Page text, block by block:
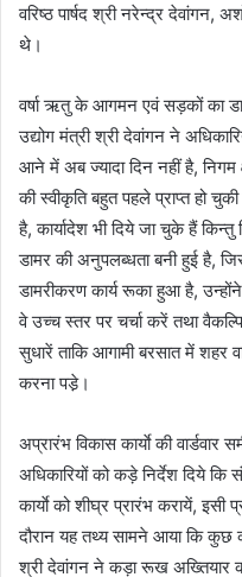
वरिष्ठ पार्षद श्री नरेन्द्र देवांगन,
थे।
वर्षा ऋतु के आगमन एवं सड़कों का
उद्योग मंत्री श्री देवांगन ने
आने में अब ज्यादा दिन नहीं है,
की स्वीकृति बहुत पहले प्राप्त हो चुकी
है, कार्यादेश भी दिये जा चुके हैं
डामर की अनुपलब्धता बनी हुई है,
डामरीकरण कार्य रूका हुआ है,
वे उच्च स्तर पर चर्चा करें तथा
सुधारें ताकि आगामी बरसात में शहर
करना पडे़।
अप्रारंभ विकास कार्याे की वार्डवार
अधिकारियों को कड़े निर्देश दिये कि
कार्याे को शीघ्र प्रारंभ करायें, इसी
दौरान यह तथ्य सामने आया कि कुछ
श्री देवांगन ने कड़ा रूख अख्तियार